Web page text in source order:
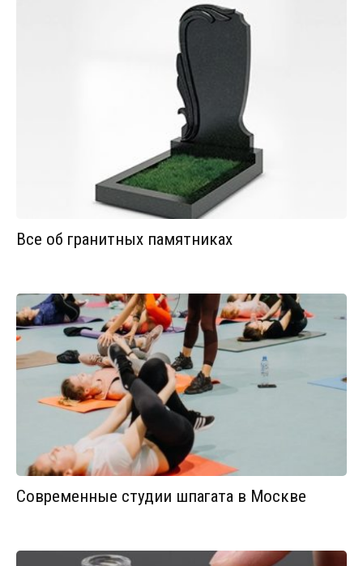
Все об гранитных памятниках
Современные студии шпагата в Москве